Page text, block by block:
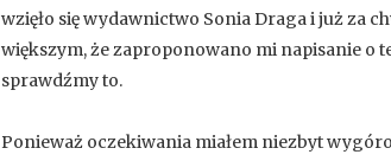
wzięło się wydawnictwo Sonia Draga i już za
większym, że zaproponowano mi napisanie o
sprawdźmy to.
Ponieważ oczekiwania miałem niezbyt